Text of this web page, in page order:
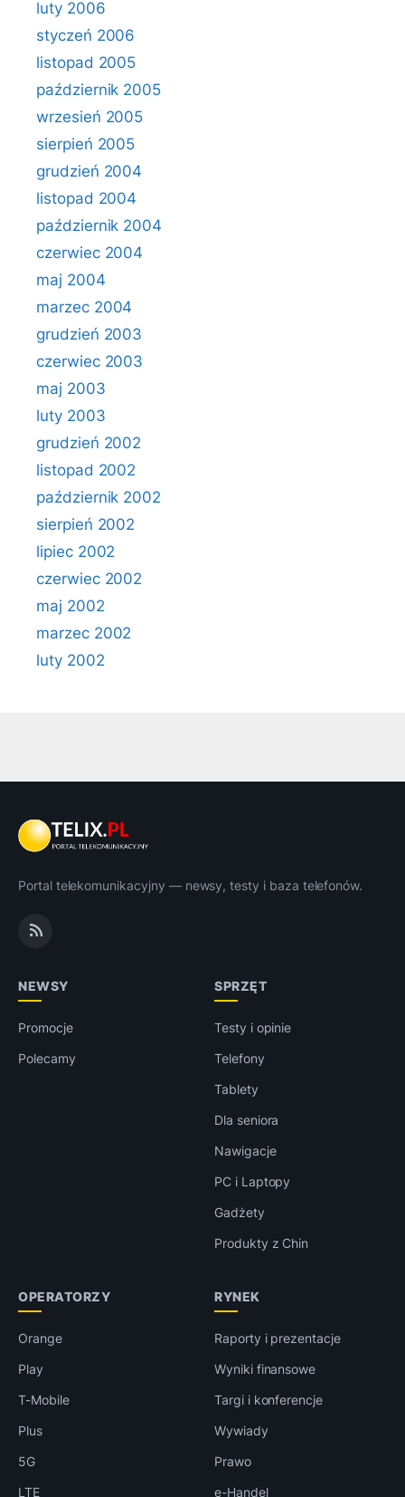
luty 2006
styczeń 2006
listopad 2005
październik 2005
wrzesień 2005
sierpień 2005
grudzień 2004
listopad 2004
październik 2004
czerwiec 2004
maj 2004
marzec 2004
grudzień 2003
czerwiec 2003
maj 2003
luty 2003
grudzień 2002
listopad 2002
październik 2002
sierpień 2002
lipiec 2002
czerwiec 2002
maj 2002
marzec 2002
luty 2002
Portal telekomunikacyjny — newsy, testy i baza telefonów.
NEWSY
Promocje
Polecamy
SPRZĘT
Testy i opinie
Telefony
Tablety
Dla seniora
Nawigacje
PC i Laptopy
Gadżety
Produkty z Chin
OPERATORZY
Orange
Play
T-Mobile
Plus
5G
LTE
RYNEK
Raporty i prezentacje
Wyniki finansowe
Targi i konferencje
Wywiady
Prawo
e-Handel